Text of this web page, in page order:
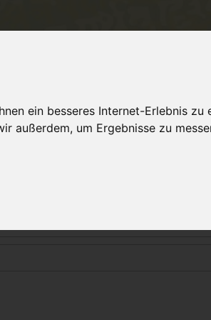
ein besseres Internet-Erlebnis zu
außerdem, um Ergebnisse zu